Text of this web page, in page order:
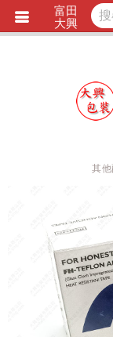
立即詢價
其
富田
大興